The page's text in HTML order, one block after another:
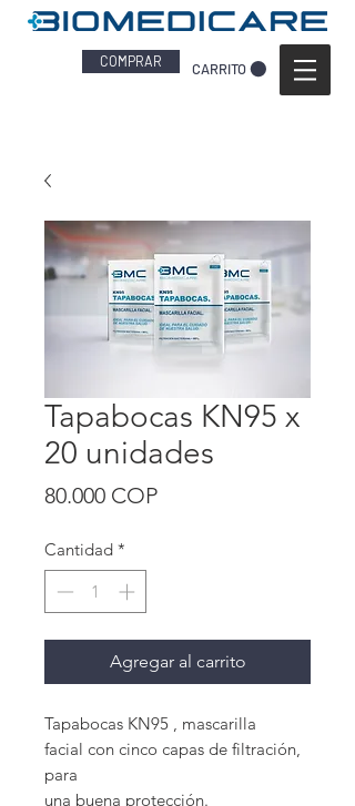
COMPRAR CARRITO
Tapabocas KN95 x
20 unidades
80.000 COPPrecio
Cantidad *
Agregar al carrito
Tapabocas KN95 , mascarilla
facial con cinco capas de filtración,
para
una buena protección.